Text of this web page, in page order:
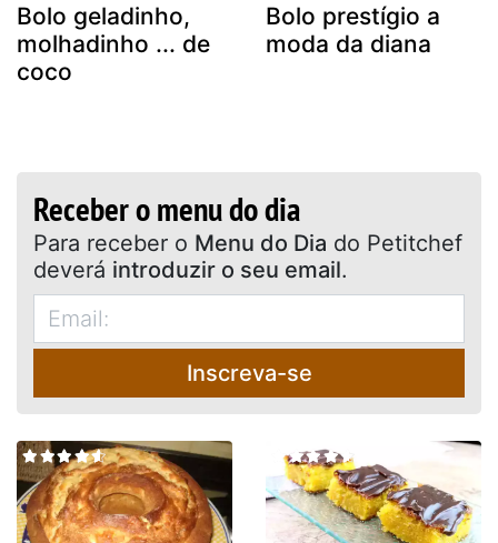
Bolo geladinho,
molhadinho ... de
coco
Bolo prestígio a
moda da diana
Receber o menu do dia
Para receber o Menu do Dia do Petitchef
deverá introduzir o seu email.
Inscreva-se